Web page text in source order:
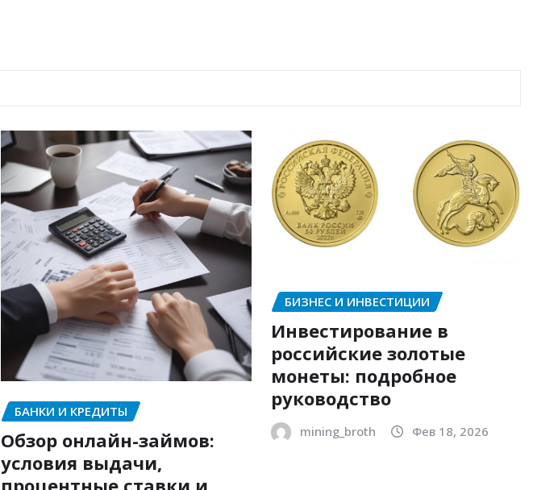
БАНКИ И КРЕДИТЫ
Обзор онлайн-займов:
условия выдачи,
БИЗНЕС И ИНВЕСТИЦИИ
Инвестирование в
российские золотые
монеты: подробное
руководство
mining_broth Фев 18, 2026